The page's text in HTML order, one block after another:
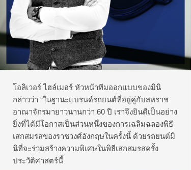
โอลิเวอร์ ไฮล์เมอร์ หัวหน้าทีมออกแบบของมินิ
กล่าวว่า “ในฐานะแบรนด์รถยนต์ที่อยู่คู่กับสหราช
อาณาจักรมายาวนานกว่า 60 ปี เราจึงยินดีเป็นอย่าง
ยิ่งที่ได้มีโอกาสเป็นส่วนหนึ่งของการเฉลิมฉลองพิธี
เสกสมรสของราชวงศ์อังกฤษในครั้งนี้ ด้วยรถยนต์มิ
นิที่จะร่วมสร้างความพิเศษในพิธีเสกสมรสครั้ง
ประวัติศาสตร์นี้